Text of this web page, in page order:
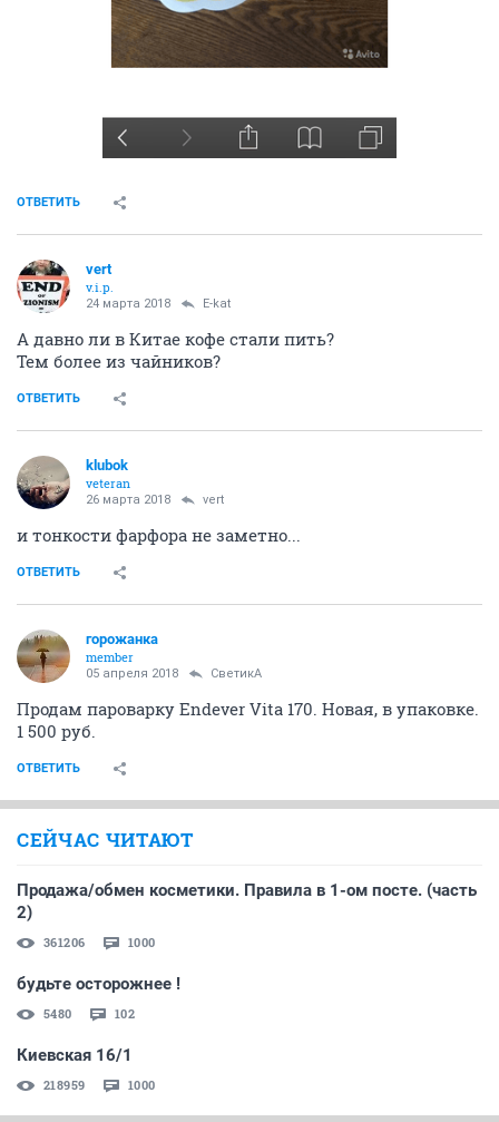
ОТВЕТИТЬ
vert
v.i.p.
24 марта 2018 E-kat
А давно ли в Китае кофе стали пить?
Тем более из чайников?
ОТВЕТИТЬ
klubok
veteran
26 марта 2018 vert
и тонкости фарфора не заметно...
ОТВЕТИТЬ
горожанка
member
05 апреля 2018 СветикА
Продам пароварку Endever Vita 170. Новая, в упаковке.
1 500 руб.
ОТВЕТИТЬ
СЕЙЧАС ЧИТАЮТ
Продажа/обмен косметики. Правила в 1-ом посте. (часть
2)
361206 1000
будьте осторожнее !
5480 102
Киевская 16/1
218959 1000